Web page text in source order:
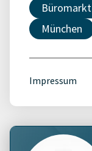
Büromarkt
München
Impressum